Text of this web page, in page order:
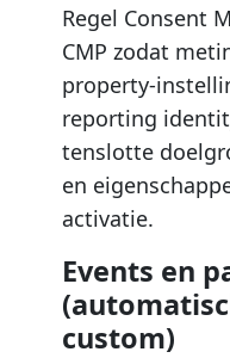
Regel Consent
CMP zodat
property-
reporting
tenslotte
en
activatie.
Events en
custom)